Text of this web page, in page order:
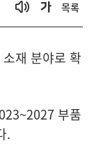
목록
재 분야로 확
부품
.